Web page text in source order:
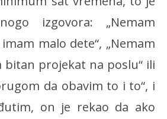
izgovora: „Nemam
malo dete“, „Nemam
bitan projekat na poslu“ ili
da obavim to i to“, i
on je rekao da ako